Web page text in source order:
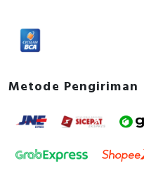
Metode Pengiriman